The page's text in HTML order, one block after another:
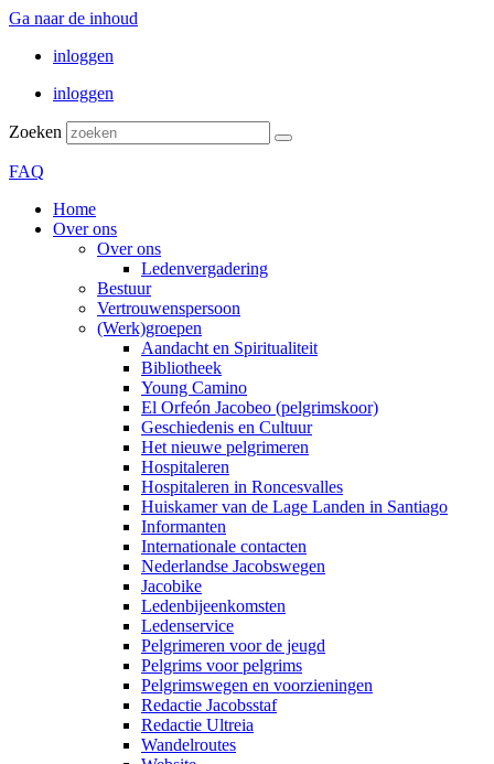
Ga naar de inhoud
inloggen
inloggen
Zoeken
FAQ
Home
Over ons
Over ons
Ledenvergadering
Bestuur
Vertrouwenspersoon
(Werk)groepen
Aandacht en Spiritualiteit
Bibliotheek
Young Camino
El Orfeón Jacobeo (pelgrimskoor)
Geschiedenis en Cultuur
Het nieuwe pelgrimeren
Hospitaleren
Hospitaleren in Roncesvalles
Huiskamer van de Lage Landen in Santiago
Informanten
Internationale contacten
Nederlandse Jacobswegen
Jacobike
Ledenbijeenkomsten
Ledenservice
Pelgrimeren voor de jeugd
Pelgrims voor pelgrims
Pelgrimswegen en voorzieningen
Redactie Jacobsstaf
Redactie Ultreia
Wandelroutes